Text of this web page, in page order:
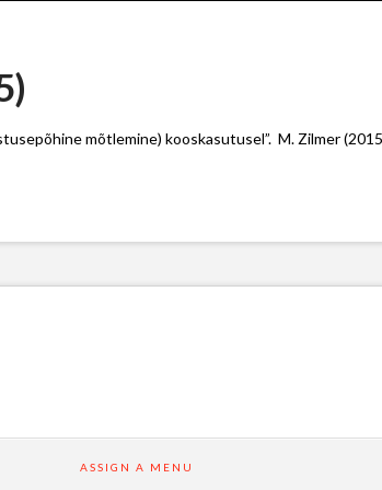
mõtlemine) kooskasutusel”. M. Zilmer
ASSIGN A MENU